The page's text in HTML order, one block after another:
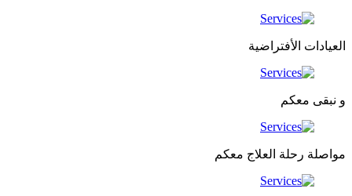
العيادات الأفتراضية
و نبقى معكم
مواصلة رحلة العلاج معكم